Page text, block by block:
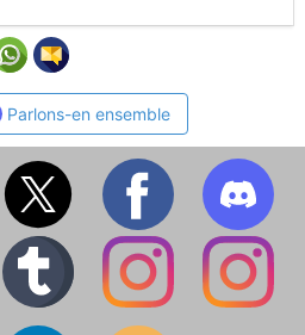
Parlons-en ensemble